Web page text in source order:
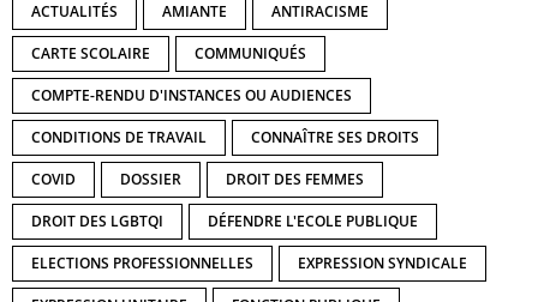
ACTUALITÉS AMIANTE ANTIRACISME
CARTE SCOLAIRE COMMUNIQUÉS
COMPTE-RENDU D'INSTANCES OU AUDIENCES
CONDITIONS DE TRAVAIL CONNAÎTRE SES DROITS
COVID DOSSIER DROIT DES FEMMES
DROIT DES LGBTQI DÉFENDRE L'ECOLE PUBLIQUE
ELECTIONS PROFESSIONNELLES EXPRESSION SYNDICALE